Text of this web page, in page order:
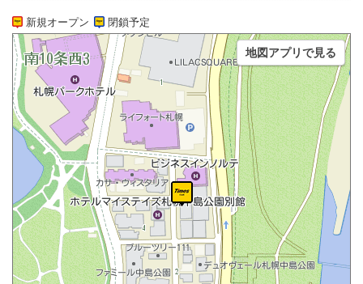
新規オープン 閉鎖予定
地図アプリで見る